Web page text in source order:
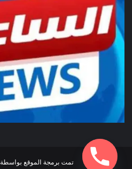
تمت برمجة الموقع بواسطة